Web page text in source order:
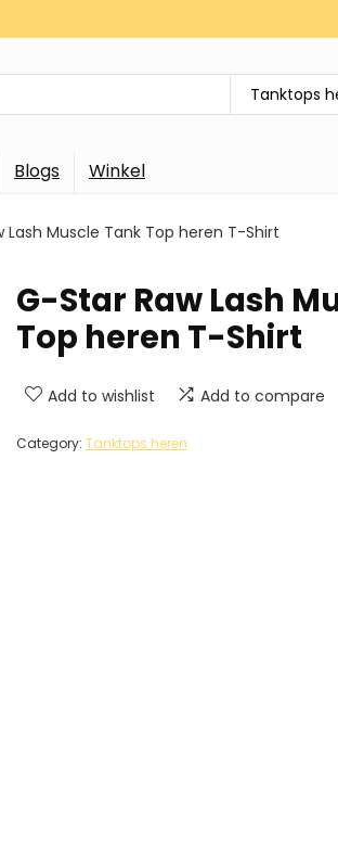
Tanktops
Blogs Winkel
Lash Muscle Tank Top heren T-Shirt
G-Star Raw Lash
Top heren T-Shirt
Add to wishlist Add to compare
Category: Tanktops heren